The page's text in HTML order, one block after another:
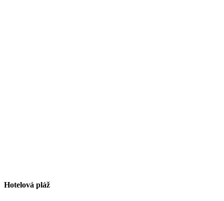
Hotelová pláž